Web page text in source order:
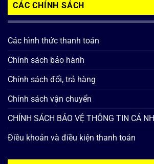
CÁC CHÍNH SÁCH
Các hình thức thanh toán
Chính sách bảo hành
Chính sách đổi, trả hàng
Chính sách vận chuyển
CHÍNH SÁCH BẢO VỆ THÔNG TIN CÁ
Điều khoản và điều kiện thanh toán